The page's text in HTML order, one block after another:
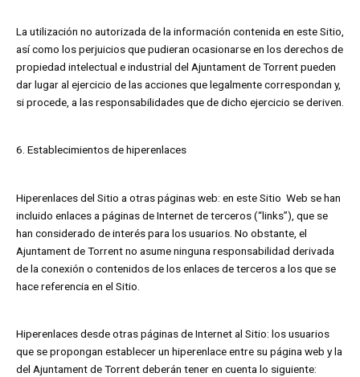
La utilización no autorizada de la información contenida en este Sitio,
así como los perjuicios que pudieran ocasionarse en los derechos de
propiedad intelectual e industrial del Ajuntament de Torrent pueden
dar lugar al ejercicio de las acciones que legalmente correspondan y,
si procede, a las responsabilidades que de dicho ejercicio se deriven.
6. Establecimientos de hiperenlaces
Hiperenlaces del Sitio a otras páginas web: en este Sitio Web se han
incluido enlaces a páginas de Internet de terceros (“links”), que se
han considerado de interés para los usuarios. No obstante, el
Ajuntament de Torrent no asume ninguna responsabilidad derivada
de la conexión o contenidos de los enlaces de terceros a los que se
hace referencia en el Sitio.
Hiperenlaces desde otras páginas de Internet al Sitio: los usuarios
que se propongan establecer un hiperenlace entre su página web y la
del Ajuntament de Torrent deberán tener en cuenta lo siguiente: